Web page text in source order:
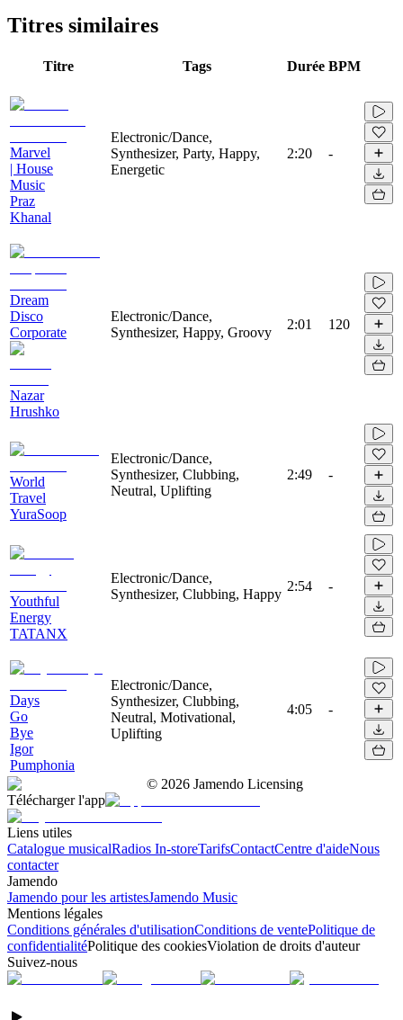
Titres similaires
Titre Tags Durée BPM
Marvel
| House
Music
Praz
Khanal
Electronic/Dance,
Synthesizer, Party, Happy,
Energetic
2:20 -
Dream
Disco
Corporate
Nazar
Hrushko
Electronic/Dance,
Synthesizer, Happy, Groovy
2:01 120
World
Travel
YuraSoop
Electronic/Dance,
Synthesizer, Clubbing,
Neutral, Uplifting
2:49 -
Youthful
Energy
TATANX
Electronic/Dance,
Synthesizer, Clubbing, Happy
2:54 -
Days
Go
Bye
Igor
Pumphonia
Electronic/Dance,
Synthesizer, Clubbing,
Neutral, Motivational,
Uplifting
4:05 -
© 2026 Jamendo Licensing
Télécharger l'app
Liens utiles
Catalogue musicalRadios In-storeTarifsContactCentre d'aideNous
contacter
Jamendo
Jamendo pour les artistesJamendo Music
Mentions légales
Conditions générales d'utilisationConditions de ventePolitique de
confidentialitéPolitique des cookiesViolation de droits d'auteur
Suivez-nous